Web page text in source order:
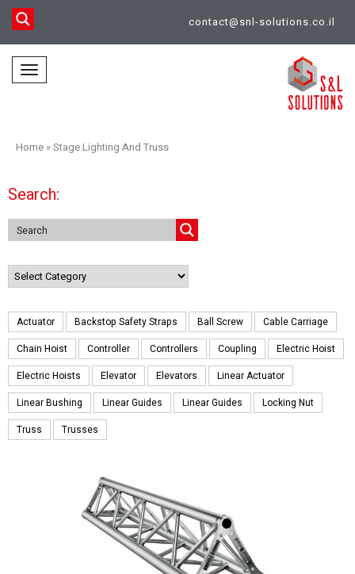
contact@snl-solutions.co.il
Toggle
navigation
Home »Stage Lighting And Truss
Search:
Categories
Actuator Backstop Safety Straps Ball Screw
Cable Carriage
Chain Hoist
Controller Controllers Coupling
Electric Hoist
Electric Hoists
Elevator Elevators
Linear Actuator
Linear Bushing
Linear Guides Linear Guides
Locking Nut
Truss
Trusses